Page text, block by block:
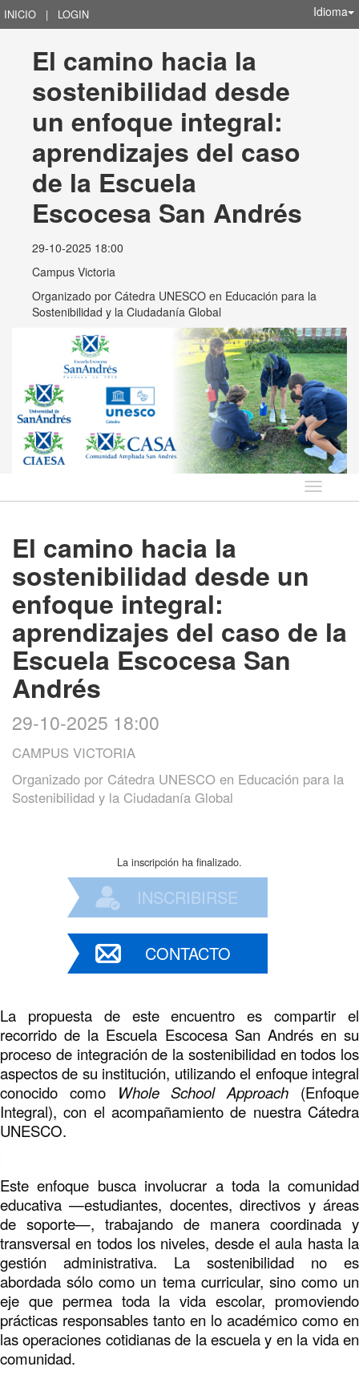
INICIO | LOGIN Idioma
El camino hacia la
sostenibilidad desde
un enfoque integral:
aprendizajes del caso
de la Escuela
Escocesa San Andrés
29-10-2025 18:00
Campus Victoria
Organizado por Cátedra UNESCO en Educación para la
Sostenibilidad y la Ciudadanía Global
Idioma
El camino hacia la
sostenibilidad desde un
enfoque integral:
aprendizajes del caso de la
Escuela Escocesa San
Andrés
29-10-2025 18:00
CAMPUS VICTORIA
Organizado por Cátedra UNESCO en Educación para la
Sostenibilidad y la Ciudadanía Global
La inscripción ha finalizado.
INSCRIBIRSE
CONTACTO
La propuesta de este encuentro es compartir el
recorrido de la Escuela Escocesa San Andrés en su
proceso de integración de la sostenibilidad en todos los
aspectos de su institución, utilizando el enfoque integral
conocido como Whole School Approach (Enfoque
Integral), con el acompañamiento de nuestra Cátedra
UNESCO.
Este enfoque busca involucrar a toda la comunidad
educativa —estudiantes, docentes, directivos y áreas
de soporte—, trabajando de manera coordinada y
transversal en todos los niveles, desde el aula hasta la
gestión administrativa. La sostenibilidad no es
abordada sólo como un tema curricular, sino como un
eje que permea toda la vida escolar, promoviendo
prácticas responsables tanto en lo académico como en
las operaciones cotidianas de la escuela y en la vida en
comunidad.